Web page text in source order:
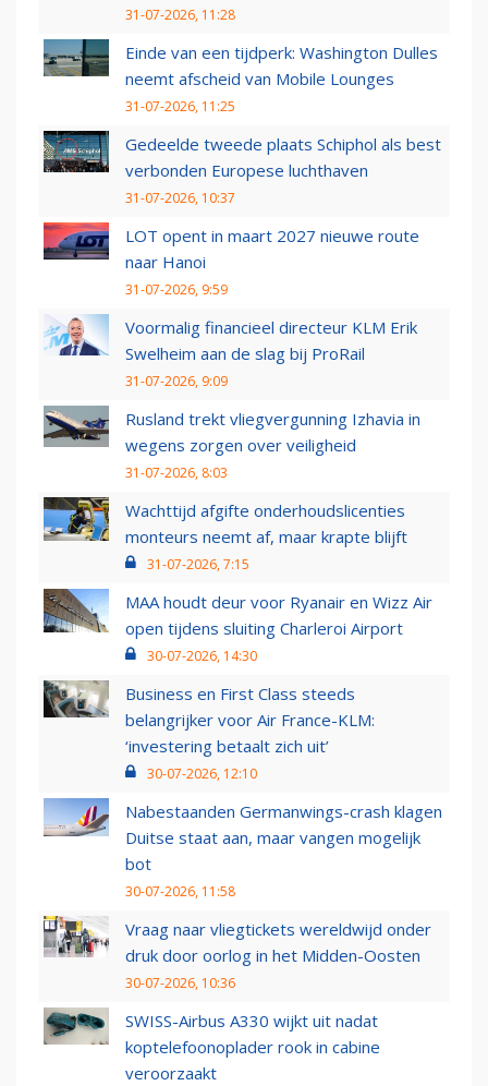
31-07-2026, 11:28
Einde van een tijdperk: Washington Dulles
neemt afscheid van Mobile Lounges
31-07-2026, 11:25
Gedeelde tweede plaats Schiphol als best
verbonden Europese luchthaven
31-07-2026, 10:37
LOT opent in maart 2027 nieuwe route
naar Hanoi
31-07-2026, 9:59
Voormalig financieel directeur KLM Erik
Swelheim aan de slag bij ProRail
31-07-2026, 9:09
Rusland trekt vliegvergunning Izhavia in
wegens zorgen over veiligheid
31-07-2026, 8:03
Wachttijd afgifte onderhoudslicenties
monteurs neemt af, maar krapte blijft
31-07-2026, 7:15
MAA houdt deur voor Ryanair en Wizz Air
open tijdens sluiting Charleroi Airport
30-07-2026, 14:30
Business en First Class steeds
belangrijker voor Air France-KLM:
‘investering betaalt zich uit’
30-07-2026, 12:10
Nabestaanden Germanwings-crash klagen
Duitse staat aan, maar vangen mogelijk
bot
30-07-2026, 11:58
Vraag naar vliegtickets wereldwijd onder
druk door oorlog in het Midden-Oosten
30-07-2026, 10:36
SWISS-Airbus A330 wijkt uit nadat
koptelefoonoplader rook in cabine
veroorzaakt